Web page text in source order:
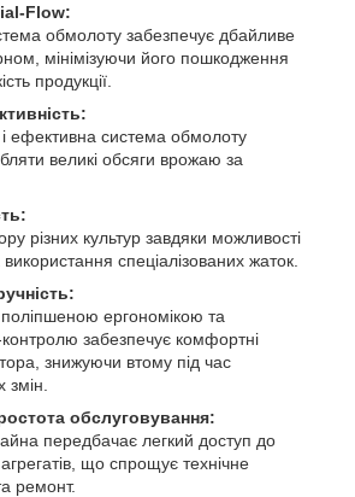
Flow:
обмолоту забезпечує дбайливе
мінімізуючи його пошкодження
продукції.
ефективна система обмолоту
великі обсяги врожаю за
різних культур завдяки можливості
спеціалізованих жаток.
ергономікою та
забезпечує комфортні
знижуючи втому під час
обслуговування:
передбачає легкий доступ до
агрегатів, що спрощує технічне
ремонт.